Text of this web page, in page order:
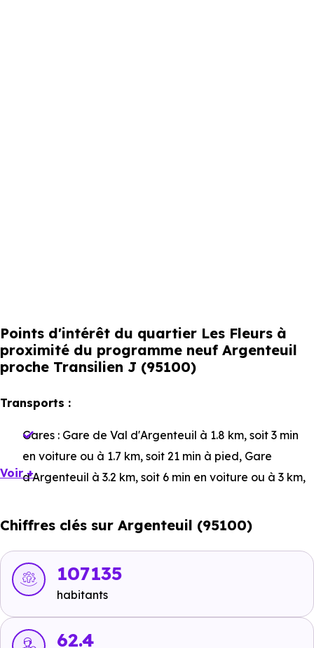
Points d'intérêt du quartier Les Fleurs à
proximité du programme neuf Argenteuil
proche Transilien J (95100)
Transports :
Gares : Gare de Val d'Argenteuil à 1.8 km, soit 3 min
en voiture ou à 1.7 km, soit 21 min à pied, Gare
d'Argenteuil à 3.2 km, soit 6 min en voiture ou à 3 km,
en voiture ou à 3.4 km, soit 41 min à pied.
voiture ou à 34 m, soit 0 min à pied
Jean Jaurès
à 208 m, soit 0 min en voiture ou à 208
Tramway : Ligne 2 : Pont de Bezons
Voir +
Chiffres clés sur Argenteuil (95100)
107135
habitants
62.4